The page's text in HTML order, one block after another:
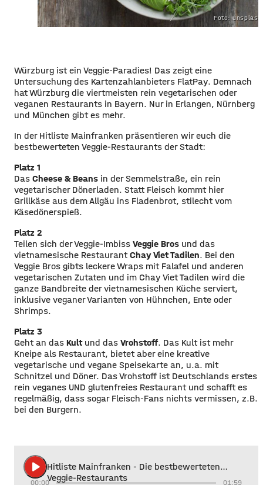
Foto:
Würzburg ist ein Veggie-Paradies! Das zeigt eine
Untersuchung des Kartenzahlanbieters FlatPay. Demnach
hat Würzburg die viertmeisten rein vegetarischen oder
veganen Restaurants in Bayern. Nur in Erlangen, Nürnberg
und München gibt es mehr.
In der Hitliste Mainfranken präsentieren wir euch die
bestbewerteten Veggie-Restaurants der Stadt:
Platz 1
Das Cheese & Beans in der Semmelstraße, ein rein
vegetarischer Dönerladen. Statt Fleisch kommt hier
Grillkäse aus dem Allgäu ins Fladenbrot, stilecht vom
Käsedönerspieß.
Platz 2
Teilen sich der Veggie-Imbiss Veggie Bros und das
vietnamesische RestaurantChay Viet Tadilen. Bei den
Veggie Bros gibts leckere Wraps mit Falafel und anderen
vegetarischen Zutaten und im Chay Viet Tadilen wird die
ganze Bandbreite der vietnamesischen Küche serviert,
inklusive veganer Varianten von Hühnchen, Ente oder
Shrimps.
Platz 3
Geht an das Kultund das Vrohstoff. Das Kult ist mehr
Kneipe als Restaurant, bietet aber eine kreative
vegetarische und vegane Speisekarte an, u.a. mit
Schnitzel und Döner. Das Vrohstoff ist Deutschlands erstes
rein veganes UND glutenfreies Restaurant und schafft es
regelmäßig, dass sogar Fleisch-Fans nichts vermissen, z.B.
bei den Burgern.
play_arrow Hitliste Mainfranken - Die bestbewerteten
Veggie-Restaurants
00:00 01:59